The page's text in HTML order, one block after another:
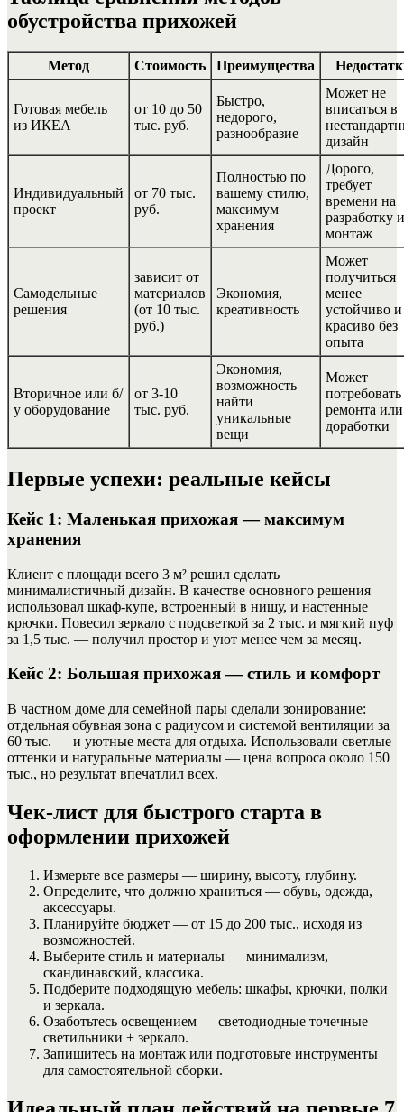
обустройства прихожей
Метод Стоимость Преимущества
Готовая мебель
из ИКЕА
от 10 до 50
тыс. руб.
Быстро,
недорого,
разнообразие
Может не
вписаться в
дизайн
Индивидуальный
проект
от 70 тыс.
руб.
Полностью по
вашему стилю,
максимум
хранения
Дорого,
требует
времени на
разработку и
монтаж
Самодельные
решения
зависит от
материалов
(от 10 тыс.
руб.)
Экономия,
креативность
Может
получиться
менее
устойчиво и
красиво без
опыта
Вторичное или б/
у оборудование
от 3-10
тыс. руб.
Экономия,
возможность
найти
уникальные
вещи
Может
потребовать
ремонта или
доработки
Первые успехи: реальные кейсы
Кейс 1: Маленькая прихожая — максимум
хранения
Клиент с площади всего 3 м² решил сделать
минималистичный дизайн. В качестве основного решения
использовал шкаф-купе, встроенный в нишу, и настенные
крючки. Повесил зеркало с подсветкой за 2 тыс. и мягкий пуф
за 1,5 тыс. — получил простор и уют менее чем за месяц.
Кейс 2: Большая прихожая — стиль и комфорт
В частном доме для семейной пары сделали зонирование:
отдельная обувная зона с радиусом и системой вентиляции за
60 тыс. — и уютные места для отдыха. Использовали светлые
оттенки и натуральные материалы — цена вопроса около 150
тыс., но результат впечатлил всех.
Чек-лист для быстрого старта в
оформлении прихожей
Измерьте все размеры — ширину, высоту, глубину.
Определите, что должно храниться — обувь, одежда,
аксессуары.
Планируйте бюджет — от 15 до 200 тыс., исходя из
возможностей.
Выберите стиль и материалы — минимализм,
скандинавский, классика.
Подберите подходящую мебель: шкафы, крючки, полки
и зеркала.
Озаботьтесь освещением — светодиодные точечные
светильники + зеркало.
Запишитесь на монтаж или подготовьте инструменты
для самостоятельной сборки.